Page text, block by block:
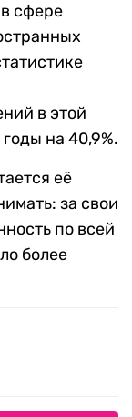
сфере
в этой
на 40,9%.
её
за свои
по всей
более